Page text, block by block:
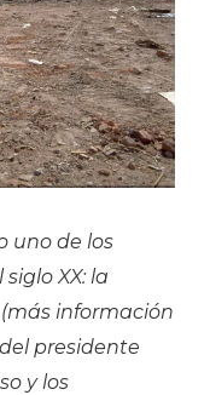
uno de los
XX: la
información
presidente
y los